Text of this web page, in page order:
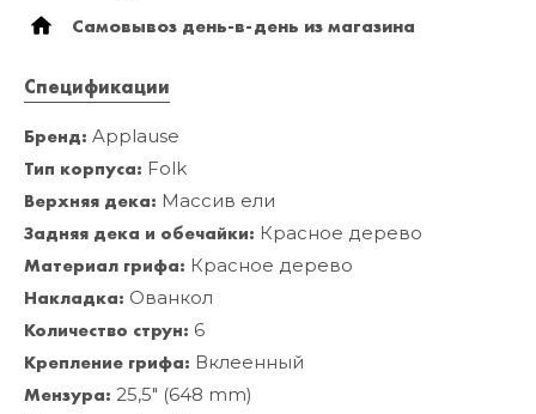
Самовывоз день-в-день из магазина
Спецификации
Бренд: Applause
Тип корпуса: Folk
Верхняя дека: Массив ели
Задняя дека и обечайки: Красное дерево
Материал грифа: Красное дерево
Накладка: Ованкол
Количество струн: 6
Крепление грифа: Вклеенный
Мензура: 25,5" (648 mm)